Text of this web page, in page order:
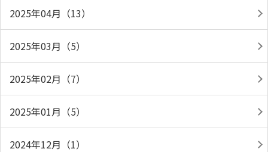
2025年04月（13）
2025年03月（5）
2025年02月（7）
2025年01月（5）
2024年12月（1）